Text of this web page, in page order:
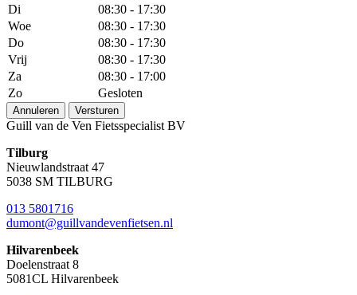
Di
08:30 - 17:30
Woe
08:30 - 17:30
Do
08:30 - 17:30
Vrij
08:30 - 17:30
Za
08:30 - 17:00
Zo
Gesloten
Annuleren Versturen
Guill van de Ven Fietsspecialist BV
Tilburg
Nieuwlandstraat 47
5038 SM TILBURG
013 5801716
dumont@guillvandevenfietsen.nl
Hilvarenbeek
Doelenstraat 8
5081CL Hilvarenbeek